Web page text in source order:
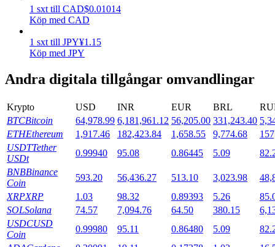
Hög avkastning och omedelbar tillgång
Launchpool
Flexibel insats för att tjäna populära tokens
1 sxt till CAD$0.01014
Köp med CAD
1 sxt till JPY¥1.15
Köp med JPY
Andra digitala tillgångar omvandlingar
Krypto USD INR EUR BRL
BTCBitcoin 64,978.99 6,181,961.12 56,205.00 331,243.40
ETHEthereum 1,917.46 182,423.84 1,658.55 9,774.68
USDTTether
USDt
0.99940 95.08 0.86445 5.09
BNBBinance
Coin
593.20 56,436.27 513.10 3,023.98
XRPXRP 1.03 98.32 0.89393 5.26
SOLSolana 74.57 7,094.76 64.50 380.15
USDCUSD
Coin
0.99980 95.11 0.86480 5.09